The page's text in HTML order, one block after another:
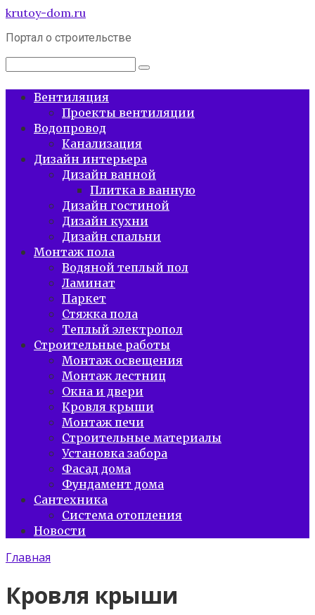
Перейти
контенту
krutoy-dom.ru
Портал о строительстве
Поиск:
Вентиляция
Проекты вентиляции
Водопровод
Канализация
Дизайн интерьера
Дизайн ванной
Плитка в ванную
Дизайн гостиной
Дизайн кухни
Дизайн спальни
Монтаж пола
Водяной теплый пол
Ламинат
Паркет
Стяжка пола
Теплый электропол
Строительные работы
Монтаж освещения
Монтаж лестниц
Окна и двери
Кровля крыши
Монтаж печи
Строительные материалы
Установка забора
Фасад дома
Фундамент дома
Сантехника
Система отопления
Новости
Главная
Кровля крыши